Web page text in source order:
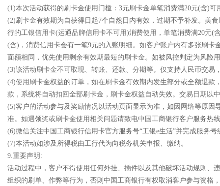
(1)本次活动获得的刷卡金使用门槛：3元刷卡金单笔消费满20元(含)
(2)刷卡金有效期为自获得日起7个自然日内有效，过期不予补发。美
行的工银信用卡(运通品牌信用卡不可用)消费使用，单笔消费满20元(
(含)，消费信用卡会有一笔9元的入账明细。如客户账户内有多张刷
面额相同，优先使用剩余有效期最短的刷卡金。如被风控判定为风
(3)该活动刷卡金不可取现、转账、还款、分期等。仅支持人民币交易
(4)使用刷卡金权益的订单，如在刷卡金有效期内发生部分或全额退
款，系统将自动扣回全部刷卡金，刷卡金权益自动失效。交易日期以
(5)客户的活动参与及奖励情况以活动页面显示为准，如因网络等原
准。如遇领奖或刷卡金使用相关问题请致电中国工商银行客户服务热
(6)微信关注中国工商银行信用卡官方服务号“工银e生活”并完成服务
(7)本活动如涉及所得税由工行代为向税务机关申报、缴纳。
9.重要声明:
活动过程中，客户不得使用任何外挂、插件以及其他破坏活动规则、
组织的刷单、作弊等行为，否则中国工商银行有权取消客户参与资格